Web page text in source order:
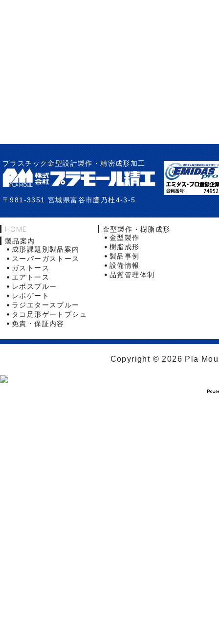
プラスチック金型設計製作・精密成形加工
〒981-3351 宮城県富谷市鷹乃杜4-3-5
HOME
製品案内
成形課題別製品案内
スーパーガストース
ガストース
エアトース
レボスプルー
レボゲート
ラジエタースプルー
タコ足形ゲートブシュ
免責・保証内容
金型製作・樹脂成形
金型製作
樹脂成形
製品事例
設備情報
品質管理体制
Copyright © 2026 Pla